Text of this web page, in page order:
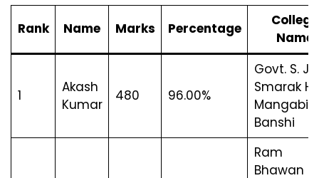
Rank Name Marks Percentage
College
Name
1
Akash
Kumar
480 96.00%
Govt. S. J.
Smarak H/
Banshi
Ram
Bhawan